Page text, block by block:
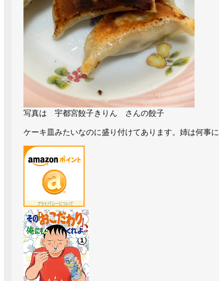
写真は 宇都宮餃子きりん さんの餃子
ケーキ皿みたいなのに盛り付けてあります。姉は何事